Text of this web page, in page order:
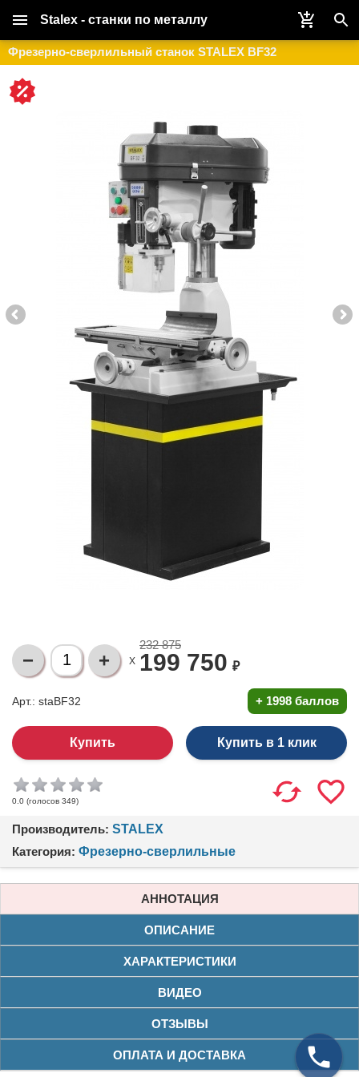
Stalex - станки по металлу
Фрезерно-сверлильный станок STALEX BF32
X
232 875
199 750 ₽
Арт.: staBF32 + 1998 баллов
Купить в 1 клик
0.0 (голосов 349)
Производитель: STALEX
Категория: Фрезерно-сверлильные
АННОТАЦИЯ
ОПИСАНИЕ
ХАРАКТЕРИСТИКИ
ВИДЕО
ОТЗЫВЫ
ОПЛАТА И ДОСТАВКА